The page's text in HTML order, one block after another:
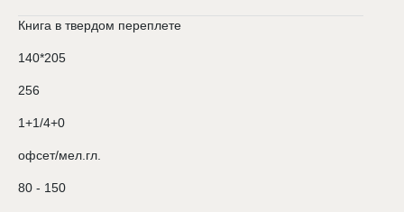
Книга в твердом переплете
140*205
256
1+1/4+0
офсет/мел.гл.
80 - 150